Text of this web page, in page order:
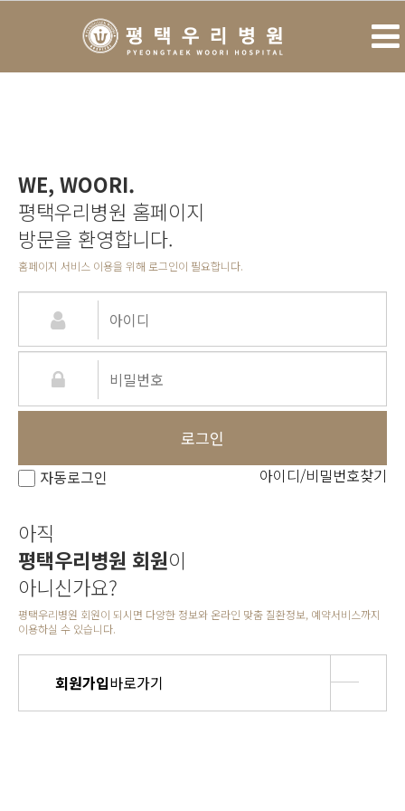
WE, WOORI.
평택우리병원 홈페이지
방문을 환영합니다.
홈페이지 서비스 이용을 위해 로그인이 필요합니다.
로그인
자동로그인 아이디/비밀번호찾기
아직
평택우리병원 회원이
아니신가요?
평택우리병원 회원이 되시면 다양한 정보와 온라인 맞춤 질환정보, 예약서비스까지
이용하실 수 있습니다.
회원가입바로가기